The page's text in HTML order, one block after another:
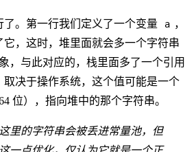
。第一行我们定义了一个变量 a ，
，这时，堆里面就会多一个字符串
，与此对应的，栈里面多了一个引用
取决于操作系统，这个值可能是一个
位），指向堆中的那个字符串。
里的字符串会被丢进常量池，但